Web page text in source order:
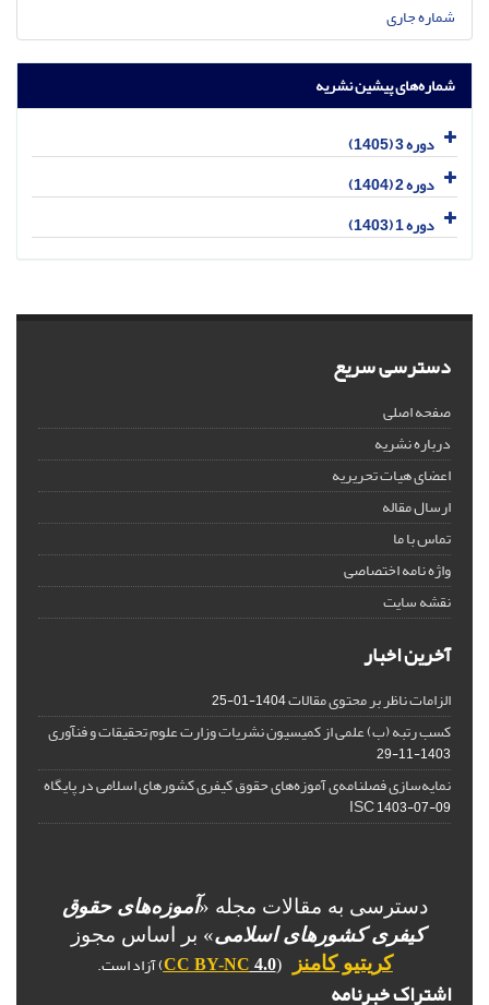
شماره جاری
شماره‌های پیشین نشریه
دوره 3 (1405)
دوره 2 (1404)
دوره 1 (1403)
دسترسی سریع
صفحه اصلی
درباره نشریه
اعضای هیات تحریریه
ارسال مقاله
تماس با ما
واژه نامه اختصاصی
نقشه سایت
آخرین اخبار
الزامات ناظر بر محتوی مقالات1404-01-25
کسب رتبه (ب) علمی از کمیسیون نشریات وزارت علوم تحقیقات و فنآوری
1403-11-29
نمایه‌سازی فصلنامه‌ی آموزه‌های حقوق کیفری کشورهای اسلامی در پایگاه
ISC1403-07-09
دسترسی به مقالات مجله «آموزه‌های حقوق
کیفری کشورهای اسلامی» بر اساس مجوز
کریتیو کامنز
(
CC BY-NC 4.0 ) آزاد است.
اشتراک خبرنامه